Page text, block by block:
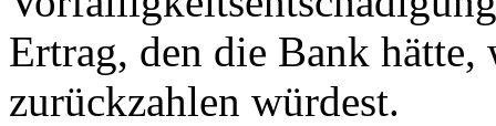
Ertrag, den die Bank
zurückzahlen würdest.